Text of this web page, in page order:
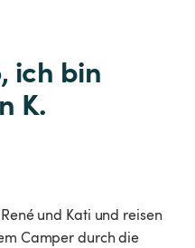
ich bin
K.
und Kati und reisen
Camper durch die